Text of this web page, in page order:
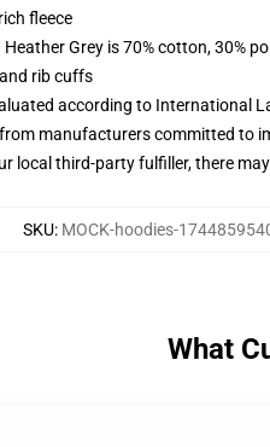
fleece
Grey is 70% cotton, 30%
rib cuffs
according to International
manufacturers committed
local third-party fulfiller, there
SKU: MOCK-hoodies-
What